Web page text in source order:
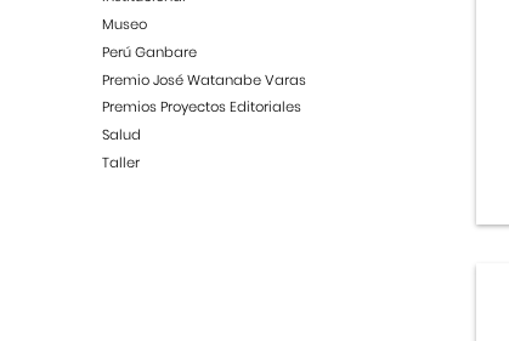
Museo
Perú Ganbare
Premio José Watanabe Varas
Premios Proyectos Editoriales
Salud
Taller